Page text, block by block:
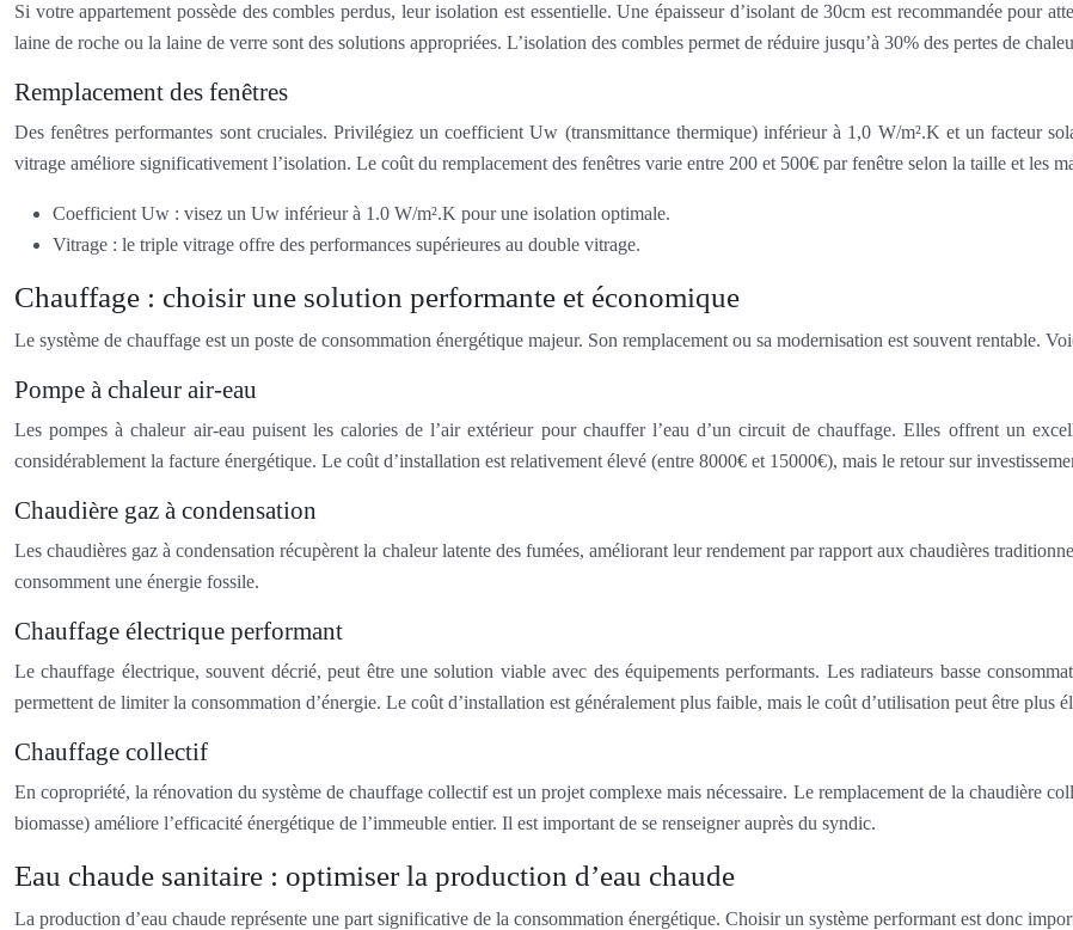
Si votre appartement possède des combles perdus, leur isolation est essentielle. Une épaisseur d’isolant de 30cm est recommandée pour
laine de roche ou la laine de verre sont des solutions appropriées. L’isolation des combles permet de réduire jusqu’à 30% des pertes de
Remplacement des fenêtres
Des fenêtres performantes sont cruciales. Privilégiez un coefficient Uw (transmittance thermique) inférieur à 1,0 W/m².K et un facteur
vitrage améliore significativement l’isolation. Le coût du remplacement des fenêtres varie entre 200 et 500€ par fenêtre selon la taille et les
Coefficient Uw : visez un Uw inférieur à 1.0 W/m².K pour une isolation optimale.
Vitrage : le triple vitrage offre des performances supérieures au double vitrage.
Chauffage : choisir une solution performante et économique
Le système de chauffage est un poste de consommation énergétique majeur. Son remplacement ou sa modernisation est souvent rentable.
Pompe à chaleur air-eau
Les pompes à chaleur air-eau puisent les calories de l’air extérieur pour chauffer l’eau d’un circuit de chauffage. Elles offrent un
considérablement la facture énergétique. Le coût d’installation est relativement élevé (entre 8000€ et 15000€), mais le retour sur
Chaudière gaz à condensation
Les chaudières gaz à condensation récupèrent la chaleur latente des fumées, améliorant leur rendement par rapport aux chaudières
consomment une énergie fossile.
Chauffage électrique performant
Le chauffage électrique, souvent décrié, peut être une solution viable avec des équipements performants. Les radiateurs basse
permettent de limiter la consommation d’énergie. Le coût d’installation est généralement plus faible, mais le coût d’utilisation peut être plus
Chauffage collectif
En copropriété, la rénovation du système de chauffage collectif est un projet complexe mais nécessaire. Le remplacement de la chaudière
biomasse) améliore l’efficacité énergétique de l’immeuble entier. Il est important de se renseigner auprès du syndic.
Eau chaude sanitaire : optimiser la production d’eau chaude
La production d’eau chaude représente une part significative de la consommation énergétique. Choisir un système performant est donc